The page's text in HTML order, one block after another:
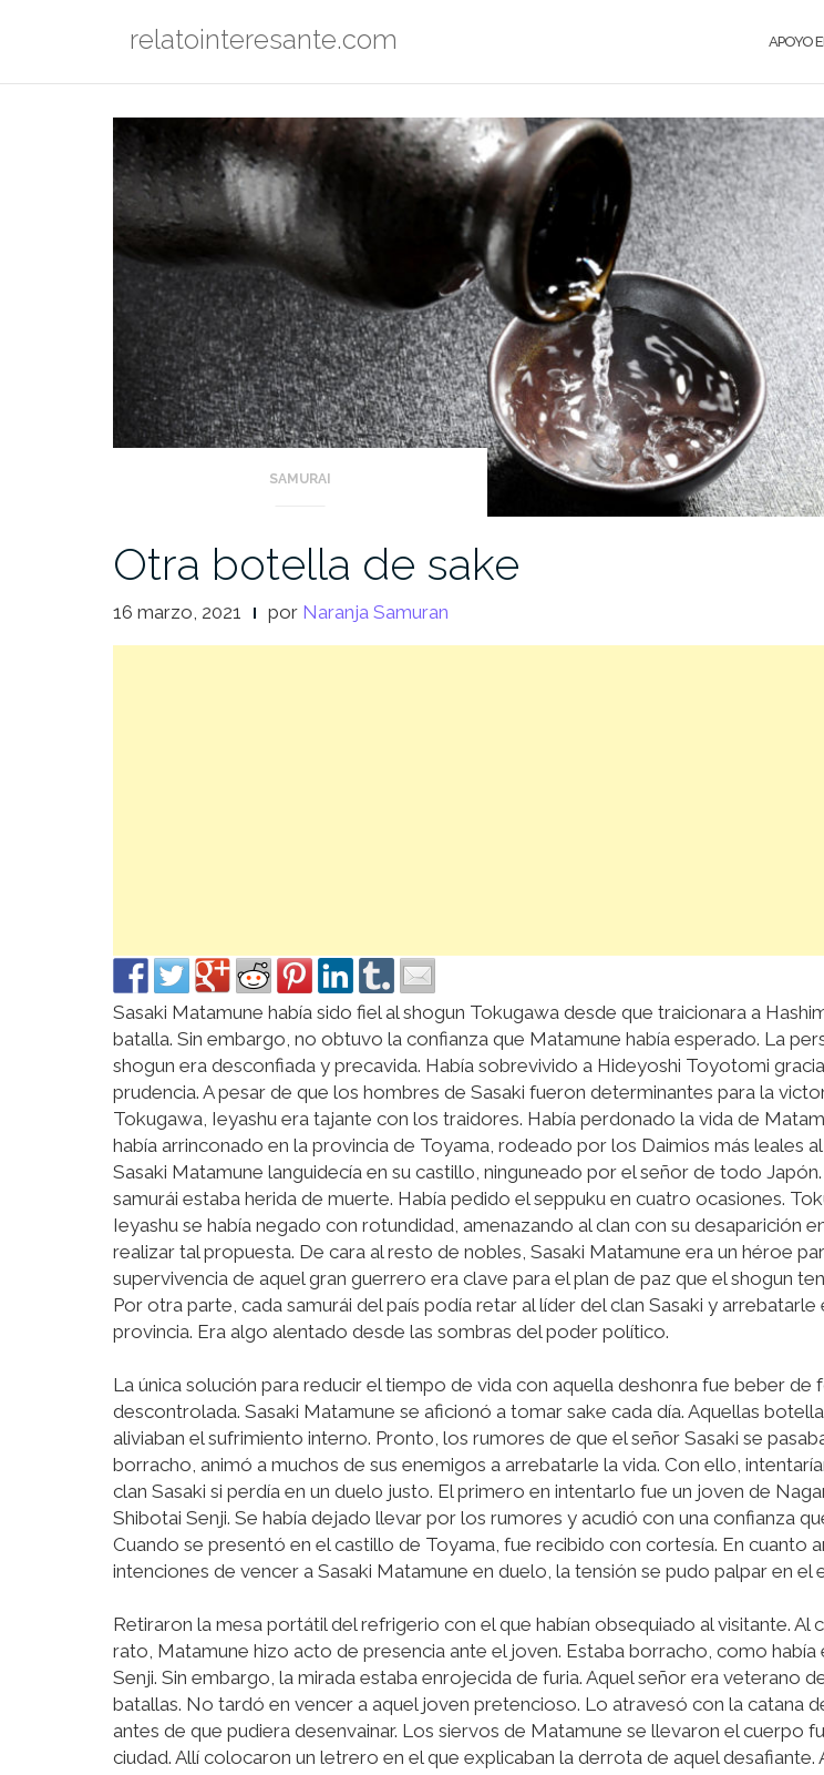
relatointeresante.com APOYO
SAMURAI
Otra botella de sake
16 marzo, 2021 por Naranja Samuran
Sasaki Matamune había sido fiel al shogun Tokugawa desde que traicionara a
batalla. Sin embargo, no obtuvo la confianza que Matamune había esperado. La
shogun era desconfiada y precavida. Había sobrevivido a Hideyoshi Toyotomi
prudencia. A pesar de que los hombres de Sasaki fueron determinantes para la
Tokugawa, Ieyashu era tajante con los traidores. Había perdonado la vida de
había arrinconado en la provincia de Toyama, rodeado por los Daimios más leales al
Sasaki Matamune languidecía en su castillo, ninguneado por el señor de todo
samurái estaba herida de muerte. Había pedido el seppuku en cuatro ocasiones.
Ieyashu se había negado con rotundidad, amenazando al clan con su desaparición
realizar tal propuesta. De cara al resto de nobles, Sasaki Matamune era un héroe
supervivencia de aquel gran guerrero era clave para el plan de paz que el shogun
Por otra parte, cada samurái del país podía retar al líder del clan Sasaki y arrebatarle
provincia. Era algo alentado desde las sombras del poder político.
La única solución para reducir el tiempo de vida con aquella deshonra fue beber de
descontrolada. Sasaki Matamune se aficionó a tomar sake cada día. Aquellas
aliviaban el sufrimiento interno. Pronto, los rumores de que el señor Sasaki se
borracho, animó a muchos de sus enemigos a arrebatarle la vida. Con ello,
clan Sasaki si perdía en un duelo justo. El primero en intentarlo fue un joven de
Shibotai Senji. Se había dejado llevar por los rumores y acudió con una confianza
Cuando se presentó en el castillo de Toyama, fue recibido con cortesía. En cuanto
intenciones de vencer a Sasaki Matamune en duelo, la tensión se pudo palpar en el
Retiraron la mesa portátil del refrigerio con el que habían obsequiado al visitante. Al
rato, Matamune hizo acto de presencia ante el joven. Estaba borracho, como había
Senji. Sin embargo, la mirada estaba enrojecida de furia. Aquel señor era veterano
batallas. No tardó en vencer a aquel joven pretencioso. Lo atravesó con la catana
antes de que pudiera desenvainar. Los siervos de Matamune se llevaron el cuerpo
ciudad. Allí colocaron un letrero en el que explicaban la derrota de aquel desafiante.